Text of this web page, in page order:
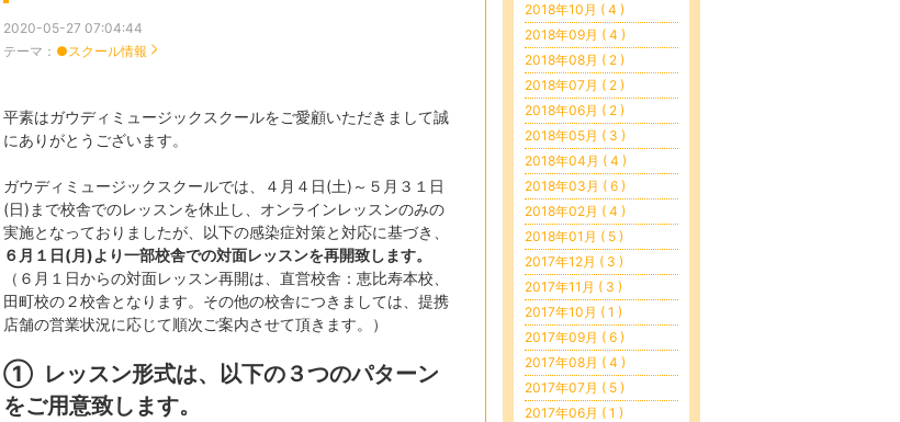
2020-05-27 07:04:44
テーマ： ●スクール情報
平素はガウディミュージックスクールをご愛顧いただきまして誠
にありがとうございます。
ガウディミュージックスクールでは、４月４日(土)～５月３１日
(日)まで校舎でのレッスンを休止し、オンラインレッスンのみの
実施となっておりましたが、以下の感染症対策と対応に基づき、
６月１日(月)より一部校舎での対面レッスンを再開致します。
（６月１日からの対面レッスン再開は、直営校舎：恵比寿本校、
田町校の２校舎となります。その他の校舎につきましては、提携
店舗の営業状況に応じて順次ご案内させて頂きます。）
① レッスン形式は、以下の３つのパターン
をご用意致します。
2018年10月 ( 4 )
2018年09月 ( 4 )
2018年08月 ( 2 )
2018年07月 ( 2 )
2018年06月 ( 2 )
2018年05月 ( 3 )
2018年04月 ( 4 )
2018年03月 ( 6 )
2018年02月 ( 4 )
2018年01月 ( 5 )
2017年12月 ( 3 )
2017年11月 ( 3 )
2017年10月 ( 1 )
2017年09月 ( 6 )
2017年08月 ( 4 )
2017年07月 ( 5 )
2017年06月 ( 1 )